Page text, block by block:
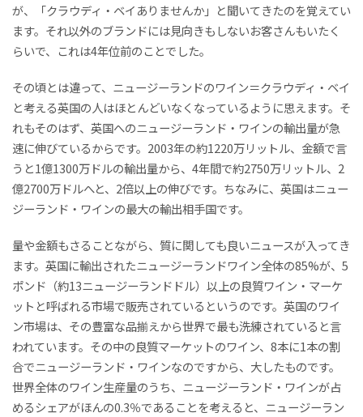
が、「クラウディ・ベイありませんか」と聞いてきたのを覚えてい
ます。それ以外のブランドには見向きもしないお客さんもいたく
らいで、これは4年位前のことでした。
その頃とは違って、ニュージーランドのワイン＝クラウディ・ベイ
と考える英国の人はほとんどいなくなっているように思えます。そ
れもそのはず、英国へのニュージーランド・ワインの輸出量が急
速に伸びているからです。2003年の約1220万リットル、金額で言
うと1億1300万ドルの輸出量から、4年間で約2750万リットル、2
億2700万ドルへと、2倍以上の伸びです。ちなみに、英国はニュー
ジーランド・ワインの最大の輸出相手国です。
量や金額もさることながら、質に関しても良いニュースが入ってき
ます。英国に輸出されたニュージーランドワイン全体の85%が、5
ポンド（約13ニュージーランドドル）以上の良質ワイン・マーケ
ットと呼ばれる市場で販売されているというのです。英国のワイ
ン市場は、その豊富な品揃えから世界で最も洗練されていると言
われています。その中の良質マーケットのワイン、8本に1本の割
合でニュージーランド・ワインなのですから、大したものです。
世界全体のワイン生産量のうち、ニュージーランド・ワインが占
めるシェアがほんの0.3％であることを考えると、ニュージーラン